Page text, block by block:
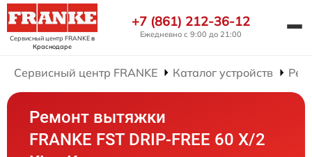
Сервисный центр FRANKEв
Краснодаре
+7 (861) 212-36-12
Ежедневно с 9:00 до 21:00
Сервисный центр FRANKE Каталог устройств
Ремонт вытяжки
FRANKE FST DRIP-FREE 60 X/2